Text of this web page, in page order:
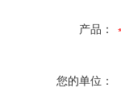
产品：
您的单位：